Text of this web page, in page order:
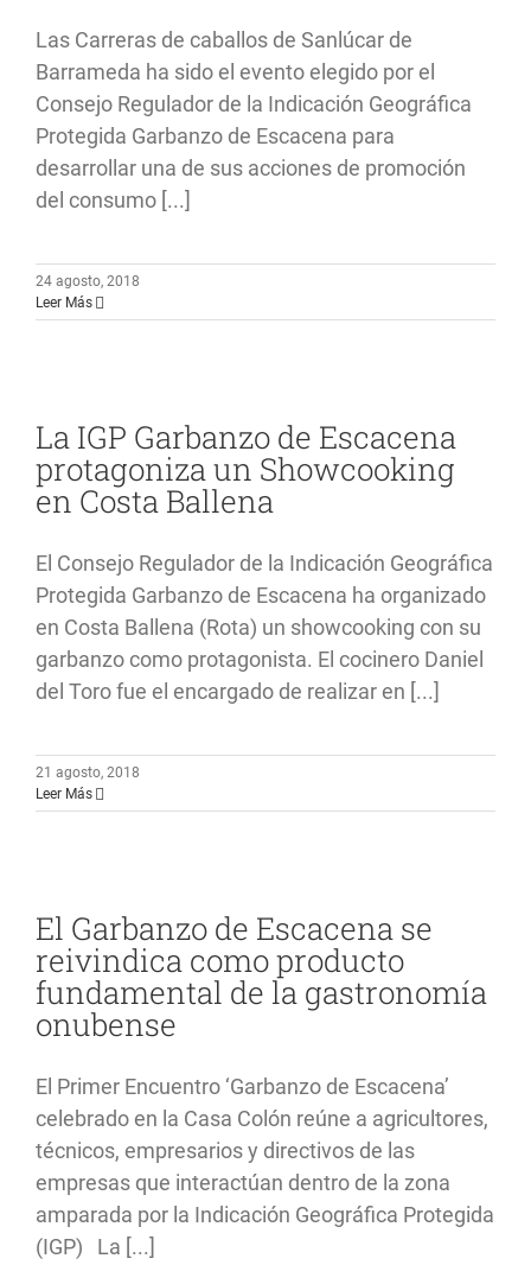
Las Carreras de caballos de Sanlúcar de
Barrameda ha sido el evento elegido por el
Consejo Regulador de la Indicación Geográfica
Protegida Garbanzo de Escacena para
desarrollar una de sus acciones de promoción
del consumo [...]
24 agosto, 2018
Leer Más
La IGP Garbanzo de Escacena
protagoniza un Showcooking
en Costa Ballena
El Consejo Regulador de la Indicación Geográfica
Protegida Garbanzo de Escacena ha organizado
en Costa Ballena (Rota) un showcooking con su
garbanzo como protagonista. El cocinero Daniel
del Toro fue el encargado de realizar en [...]
21 agosto, 2018
Leer Más
El Garbanzo de Escacena se
reivindica como producto
fundamental de la gastronomía
onubense
El Primer Encuentro ‘Garbanzo de Escacena’
celebrado en la Casa Colón reúne a agricultores,
técnicos, empresarios y directivos de las
empresas que interactúan dentro de la zona
amparada por la Indicación Geográfica Protegida
(IGP) La [...]